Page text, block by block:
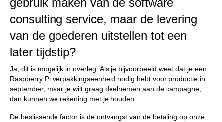
gebruik maken van de software
consulting service, maar de levering
van de goederen uitstellen tot een
later tijdstip?
Ja, dit is mogelijk in overleg. Als je bijvoorbeeld weet dat je een
Raspberry Pi verpakkingseenheid nodig hebt voor productie in
september, maar je wilt graag deelnemen aan de campagne,
dan kunnen we rekening met je houden.
De beslissende factor is de ontvangst van de betaling op onze